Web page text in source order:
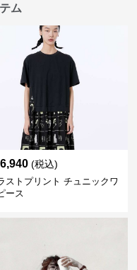
ム
(税込)
ストプリント チュニックワ
ース